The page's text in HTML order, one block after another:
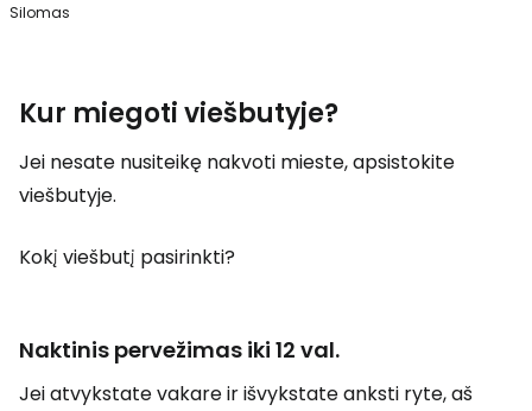
Silomas
Kur miegoti viešbutyje?
Jei nesate nusiteikę nakvoti mieste, apsistokite
viešbutyje.
Kokį viešbutį pasirinkti?
Naktinis pervežimas iki 12 val.
Jei atvykstate vakare ir išvykstate anksti ryte, aš